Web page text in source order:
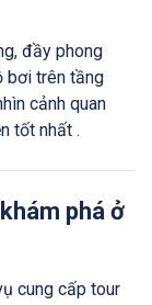
đầy phong
bơi trên tầng
cảnh quan
tốt nhất .
phá ở
cung cấp tour